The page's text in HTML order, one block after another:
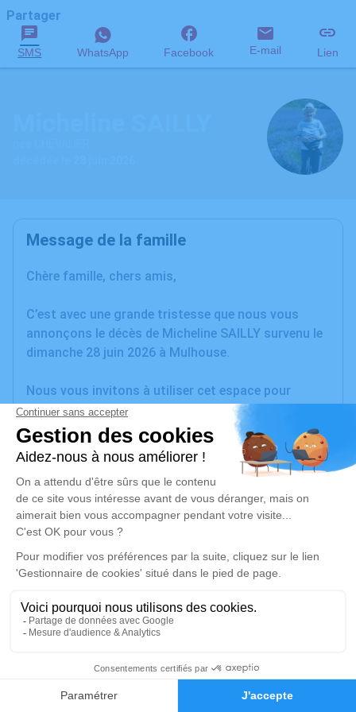
Faire-part Hommages
Partager
SMS WhatsApp Facebook E-mail Lien
Message de la famille
Chère famille, chers amis,
C’est avec une grande tristesse que nous vous
annonçons le décès de Micheline SAILLY survenu le
dimanche 28 juin 2026 à Mulhouse.
Nous vous invitons à utiliser cet espace pour
laisser vos condoléances, partager des photos
souvenirs, une anecdote ou exprimer vos pensées à
travers des poèmes ou des textes. Cet endroit est
un lieu d'expression dédié à honorer la mémoire de
Micheline SAILLY.
Cérémonie
samedi 04 juillet 2026 à 11h00
Espace Funéraire de l'Ill de Sausheim
14 Rue Jean Monnet
Je rends hommage